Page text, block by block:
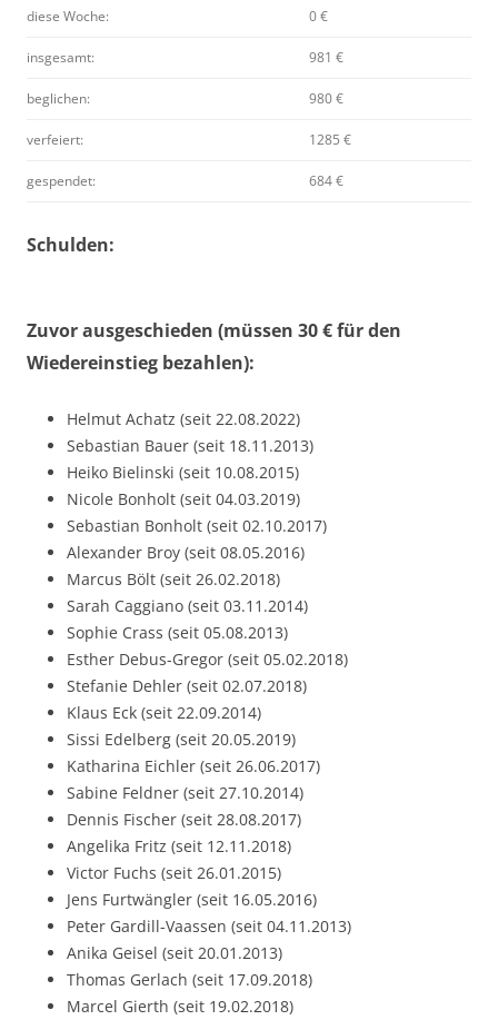
diese Woche: 0 €
insgesamt: 981 €
beglichen: 980 €
verfeiert: 1285 €
gespendet: 684 €
Schulden:
Zuvor ausgeschieden (müssen 30 € für den
Wiedereinstieg bezahlen):
Helmut Achatz (seit 22.08.2022)
Sebastian Bauer (seit 18.11.2013)
Heiko Bielinski (seit 10.08.2015)
Nicole Bonholt (seit 04.03.2019)
Sebastian Bonholt (seit 02.10.2017)
Alexander Broy (seit 08.05.2016)
Marcus Bölt (seit 26.02.2018)
Sarah Caggiano (seit 03.11.2014)
Sophie Crass (seit 05.08.2013)
Esther Debus-Gregor (seit 05.02.2018)
Stefanie Dehler (seit 02.07.2018)
Klaus Eck (seit 22.09.2014)
Sissi Edelberg (seit 20.05.2019)
Katharina Eichler (seit 26.06.2017)
Sabine Feldner (seit 27.10.2014)
Dennis Fischer (seit 28.08.2017)
Angelika Fritz (seit 12.11.2018)
Victor Fuchs (seit 26.01.2015)
Jens Furtwängler (seit 16.05.2016)
Peter Gardill-Vaassen (seit 04.11.2013)
Anika Geisel (seit 20.01.2013)
Thomas Gerlach (seit 17.09.2018)
Marcel Gierth (seit 19.02.2018)